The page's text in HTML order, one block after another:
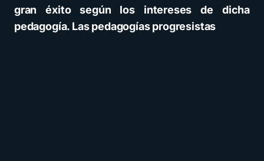
gran éxito según los intereses de dicha
pedagogía. Las pedagogías progresistas